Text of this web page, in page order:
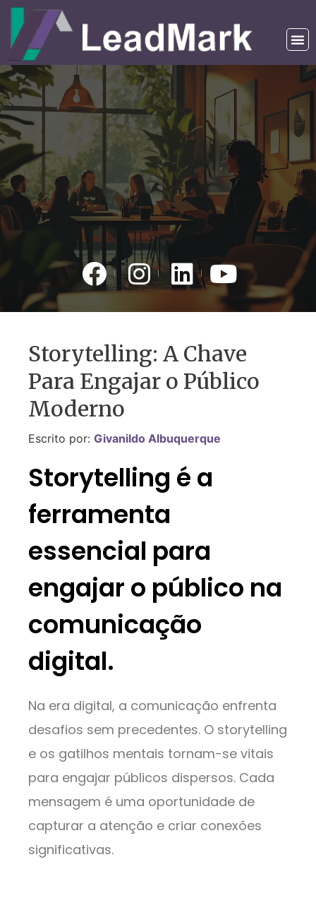
Storytelling: A Chave
Para Engajar o Público
Moderno
Escrito por: Givanildo Albuquerque
Storytelling é a
ferramenta
essencial para
engajar o público na
comunicação
digital.
Na era digital, a comunicação enfrenta
desafios sem precedentes. O storytelling
e os gatilhos mentais tornam-se vitais
para engajar públicos dispersos. Cada
mensagem é uma oportunidade de
capturar a atenção e criar conexões
significativas.